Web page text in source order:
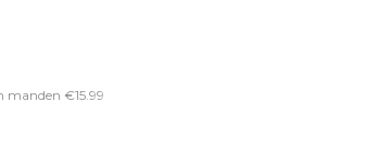
manden €15.99